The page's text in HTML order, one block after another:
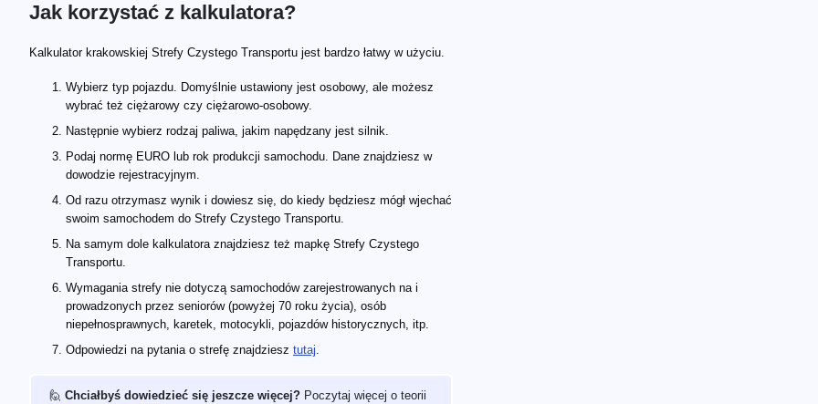
Jak korzystać z kalkulatora?
Kalkulator krakowskiej Strefy Czystego Transportu jest bardzo łatwy w użyciu.
Wybierz typ pojazdu. Domyślnie ustawiony jest osobowy, ale możesz
wybrać też ciężarowy czy ciężarowo-osobowy.
Następnie wybierz rodzaj paliwa, jakim napędzany jest silnik.
Podaj normę EURO lub rok produkcji samochodu. Dane znajdziesz w
dowodzie rejestracyjnym.
Od razu otrzymasz wynik i dowiesz się, do kiedy będziesz mógł wjechać
swoim samochodem do Strefy Czystego Transportu.
Na samym dole kalkulatora znajdziesz też mapkę Strefy Czystego
Transportu.
Wymagania strefy nie dotyczą samochodów zarejestrowanych na i
prowadzonych przez seniorów (powyżej 70 roku życia), osób
niepełnosprawnych, karetek, motocykli, pojazdów historycznych, itp.
Odpowiedzi na pytania o strefę znajdziesz tutaj.
🙋 Chciałbyś dowiedzieć się jeszcze więcej? Poczytaj więcej o teorii